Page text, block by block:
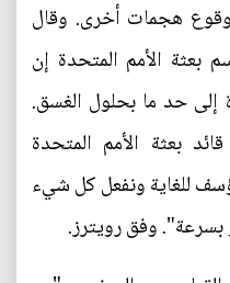
لوقوع هجمات أخرى. وقال
بعثة الأمم المتحدة إن
إلى حد ما بحلول الغسق.
بعثة الأمم المتحدة
للغاية ونفعل كل شيء
بسرعة". وفق رويترز.